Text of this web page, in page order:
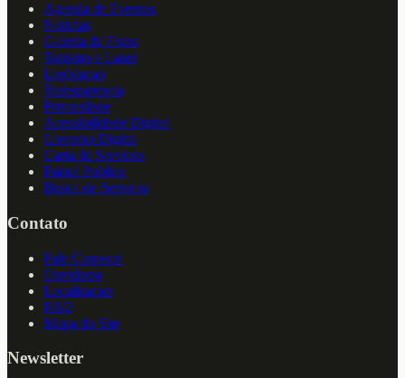
Agenda de Eventos
Noticias
Galeria de Fotos
Turismo e Lazer
Legislacao
Transparencia
Privacidade
Acessibilidade Digital
Governo Digital
Carta de Servicos
Painel Publico
Busca de Servicos
Contato
Fale Conosco
Ouvidoria
Localizacao
FAQ
Mapa do Site
Newsletter